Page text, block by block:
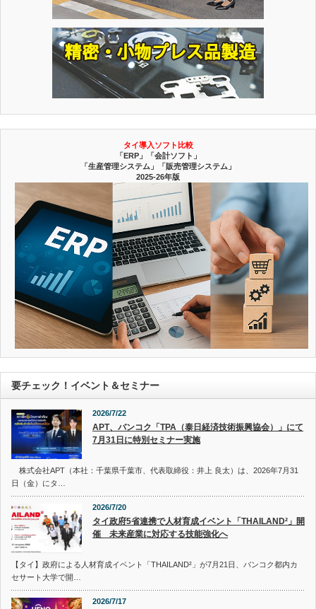
タイ導入ソフト比較
「ERP」「会計ソフト」
「生産管理システム」「販売管理システム」
2025-26年版
要チェック！イベント＆セミナー
2026/7/22
APT、バンコク「TPA（泰日経済技術振興協会）」にて
7月31日に特別セミナー実施
株式会社APT（本社：千葉県千葉市、代表取締役：井上 良太）は、2026年7月31
日（金）にタ…
2026/7/20
タイ政府5省連携で人材育成イベント「THAILAND²」開
催 未来産業に対応する技能強化へ
【タイ】政府による人材育成イベント「THAILAND²」が7月21日、バンコク都内カ
セサート大学で開…
2026/7/17